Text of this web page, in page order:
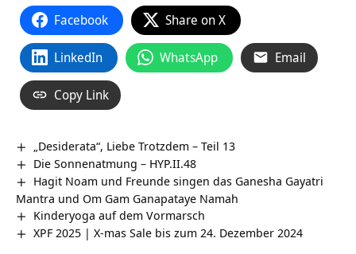
Facebook Share on X
LinkedIn WhatsApp Email
Copy Link
„Desiderata“, Liebe Trotzdem – Teil 13
Die Sonnenatmung – HYP.II.48
Hagit Noam und Freunde singen das Ganesha Gayatri
Mantra und Om Gam Ganapataye Namah
Kinderyoga auf dem Vormarsch
XPF 2025 | X-mas Sale bis zum 24. Dezember 2024